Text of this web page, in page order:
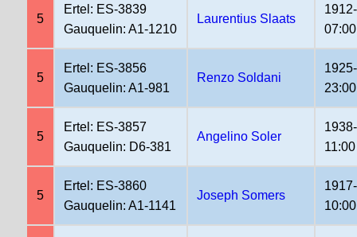
5
Ertel: ES-3839
Gauquelin: A1-1210
Laurentius Slaats
07:00
5
Ertel: ES-3856
Gauquelin: A1-981
Renzo Soldani
23:00
5
Ertel: ES-3857
Gauquelin: D6-381
Angelino Soler
11:00
5
Ertel: ES-3860
Gauquelin: A1-1141
Joseph Somers
10:00